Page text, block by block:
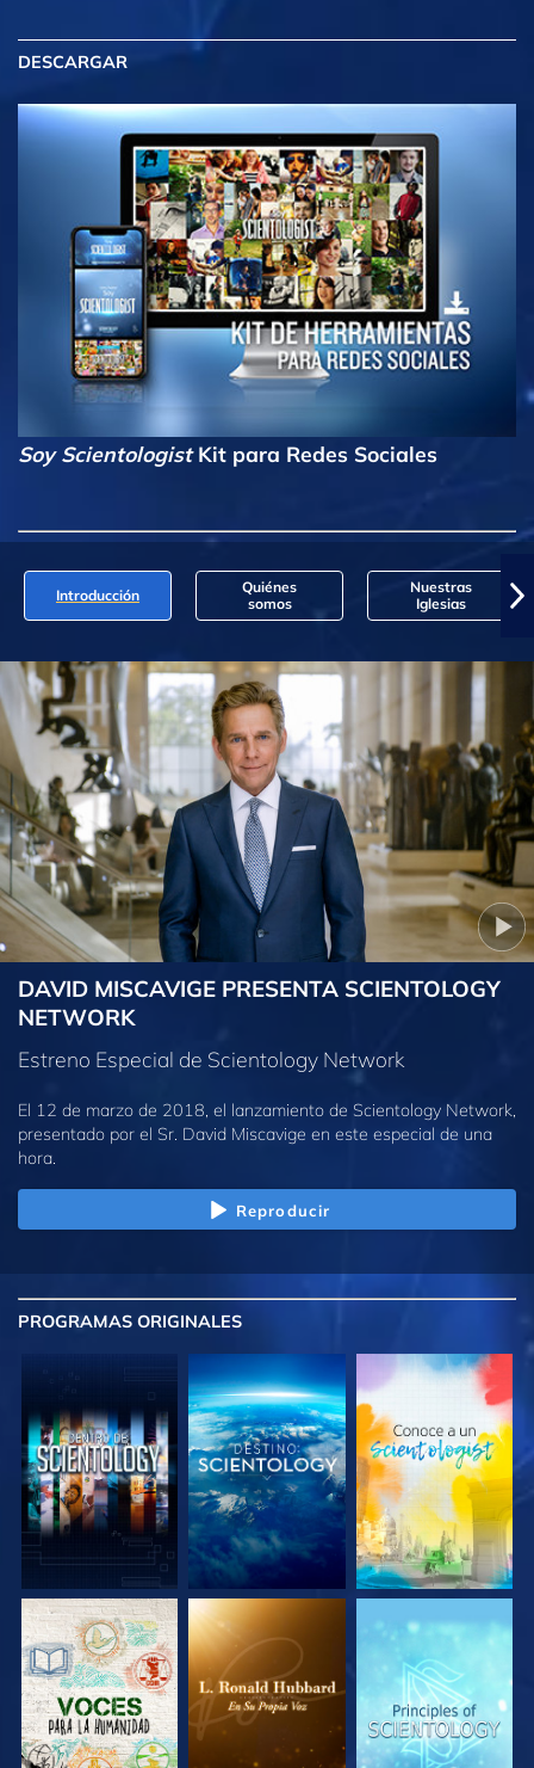
DESCARGAR
Soy ScientologistKit para Redes Sociales
Introducción
Quiénes
somos
Nuestras
Iglesias
DAVID MISCAVIGE PRESENTA SCIENTOLOGY
NETWORK
Estreno Especial de Scientology Network
El 12 de marzo de 2018, el lanzamiento de Scientology Network,
presentado por el Sr. David Miscavige en este especial de una
hora.
Reproducir
PROGRAMAS ORIGINALES
EXPLORA LAS
SERIES
EXPLORA LAS
SERIES
EXPLORA LAS
SERIES